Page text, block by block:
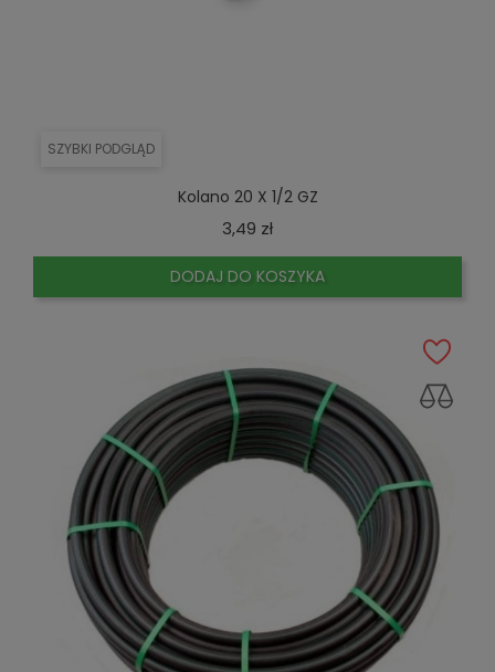
SZYBKI PODGLĄD
Kolano 20 X 1/2 GZ
3,49 złCena
DODAJ DO KOSZYKA